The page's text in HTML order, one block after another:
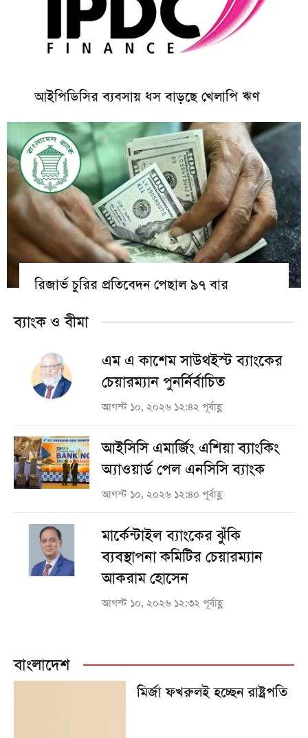
আইপিডিসির ব্যবসায় ধস বাড়ছে খেলাপি ঋণ
রিজার্ভ চুরির প্রতিবেদন পেছাল ৯৭ বার
ব্যাংক ও বীমা
এম এ কাশেম সাউথইস্ট ব্যাংকের
চেয়ারম্যান পুনর্নির্বাচিত
আগস্ট ১০, ২০২৬ ১২:৪২ পূর্বাহ্ণ
আইসিসি এমার্জিং এশিয়া ব্যাংকিং
অ্যাওয়ার্ড পেল এনসিসি ব্যাংক
আগস্ট ১০, ২০২৬ ১২:৪০ পূর্বাহ্ণ
মার্কেন্টাইল ব্যাংকের ঝুঁকি
ব্যবস্থাপনা কমিটির চেয়ারম্যান
আকরাম হোসেন
আগস্ট ১০, ২০২৬ ১২:৩২ পূর্বাহ্ণ
বাংলাদেশ
মির্জা ফখরুলই হচ্ছেন রাষ্ট্রপতি